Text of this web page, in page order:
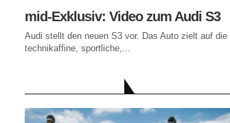
mid-Exklusiv: Video zum Audi S3
Audi stellt den neuen S3 vor. Das Auto zielt auf die
technikaffine, sportliche,...